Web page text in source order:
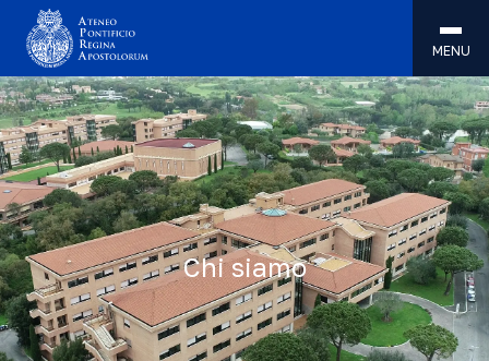
MENU
Chi siamo